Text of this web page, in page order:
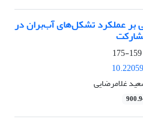
بر عملکرد تشکل‌های آب‌بران در
159-175
غلامرضایی